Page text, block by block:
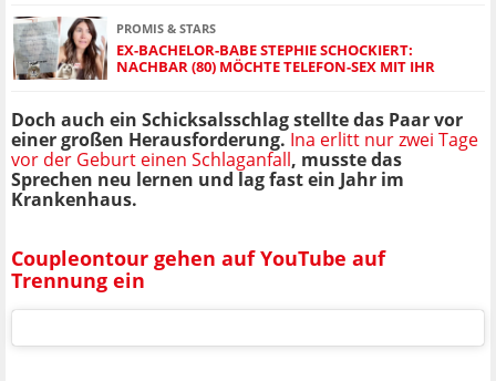
PROMIS & STARS
EX-BACHELOR-BABE STEPHIE SCHOCKIERT:
NACHBAR (80) MÖCHTE TELEFON-SEX MIT IHR
Doch auch ein Schicksalsschlag stellte das Paar vor
einer großen Herausforderung. Ina erlitt nur zwei Tage
vor der Geburt einen Schlaganfall, musste das
Sprechen neu lernen und lag fast ein Jahr im
Krankenhaus.
Coupleontour gehen auf YouTube auf
Trennung ein